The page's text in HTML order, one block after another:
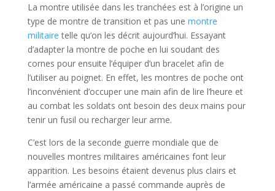
La montre utilisée dans les tranchées est à l’origine un
type de montre de transition et pas une montre
militaire telle qu’on les décrit aujourd’hui. Essayant
d’adapter la montre de poche en lui soudant des
cornes pour ensuite l’équiper d’un bracelet afin de
l’utiliser au poignet. En effet, les montres de poche ont
l’inconvénient d’occuper une main afin de lire l’heure et
au combat les soldats ont besoin des deux mains pour
tenir un fusil ou recharger leur arme.
C’est lors de la seconde guerre mondiale que de
nouvelles montres militaires américaines font leur
apparition. Les besoins étaient devenus plus clairs et
l’armée américaine a passé commande auprès de